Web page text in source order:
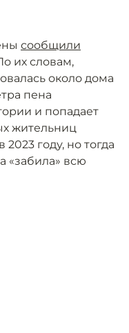
сообщили
их словам,
около дома
пена
и попадает
жительниц
году, но тогда
«забила» всю